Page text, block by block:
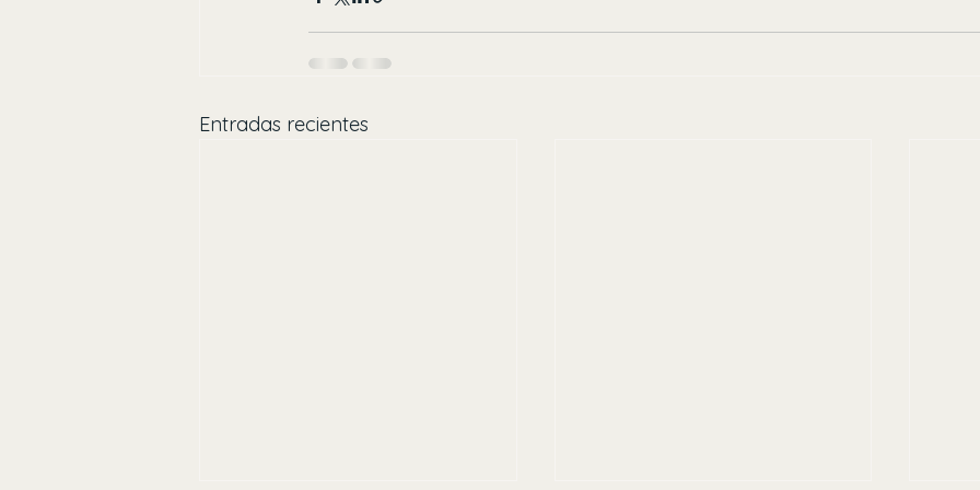
Entradas recientes